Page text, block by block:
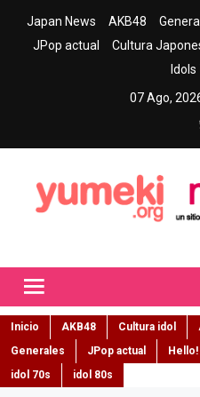
Japan News AKB48 General
JPop actual
Cultura
Idols
07 Ago,
Inicio AKB48 Cultura idol
Generales
JPop actual
idol 70s
idol 80s